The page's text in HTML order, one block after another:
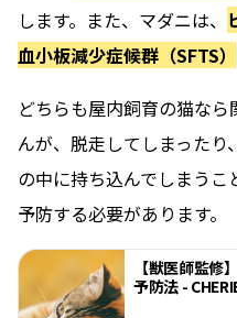
します。また、マダニは、
血小板減少症候群（SFTS）
どちらも屋内飼育の猫な
んが、脱走してしまった
の中に持ち込んでしまう
予防する必要があります。
【獣医師監修
予防法 -